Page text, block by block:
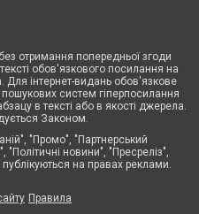
отримання попередньої згоди
обов'язкового посилання на
Для інтернет-видань обов'язкове
систем гіперпосилання
в тексті або в якості джерела.
Законом.
"Промо", "Партнерський
новини", "Пресреліз",
на правах реклами.
Правила